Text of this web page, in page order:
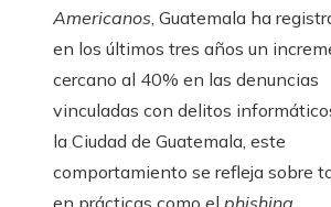
Americanos, Guatemala ha
en los últimos tres años un
cercano al 40% en las denuncias
vinculadas con delitos
la Ciudad de Guatemala, este
comportamiento se refleja sobre